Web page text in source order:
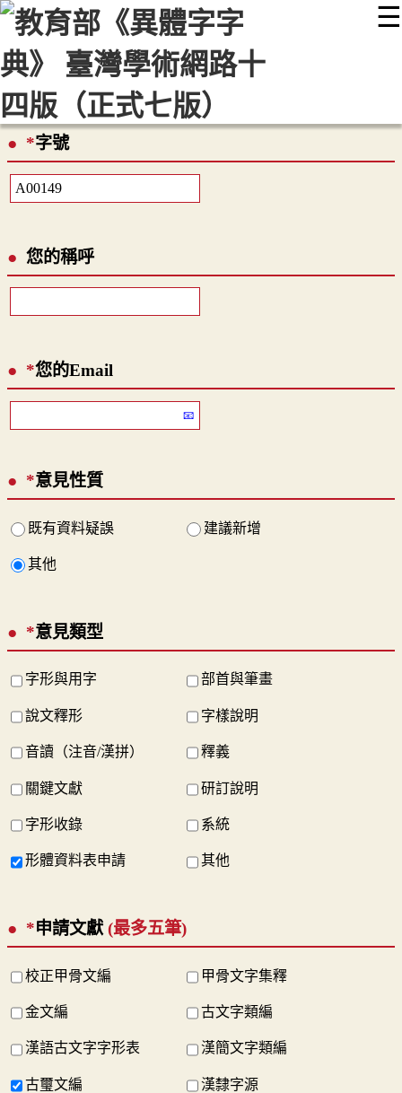
☰
::: 最新消息 常見問題 編輯說明
顯示模式
網站導覽
*字號
您的稱呼
*您的Email
*意見性質
既有資料疑誤 建議新增
其他
*意見類型
字形與用字 部首與筆畫
說文釋形 字樣說明
音讀（注音/漢拼） 釋義
關鍵文獻 研訂說明
字形收錄 系統
形體資料表申請 其他
*申請文獻 (最多五筆)
校正甲骨文編 甲骨文字集釋
金文編 古文字類編
漢語古文字字形表 漢簡文字類編
古璽文編 漢隸字源